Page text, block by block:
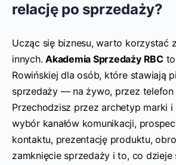
relację po sprzedaży?
Ucząc się biznesu, warto korzystać
innych.Akademia Sprzedaży RBCto
Rowińskiej dla osób, które stawiają
sprzedaży — na żywo, przez telefon
Przechodzisz przez archetyp marki i
wybór kanałów komunikacji,
kontaktu, prezentację produktu,
zamknięcie sprzedaży i to, co dzieje